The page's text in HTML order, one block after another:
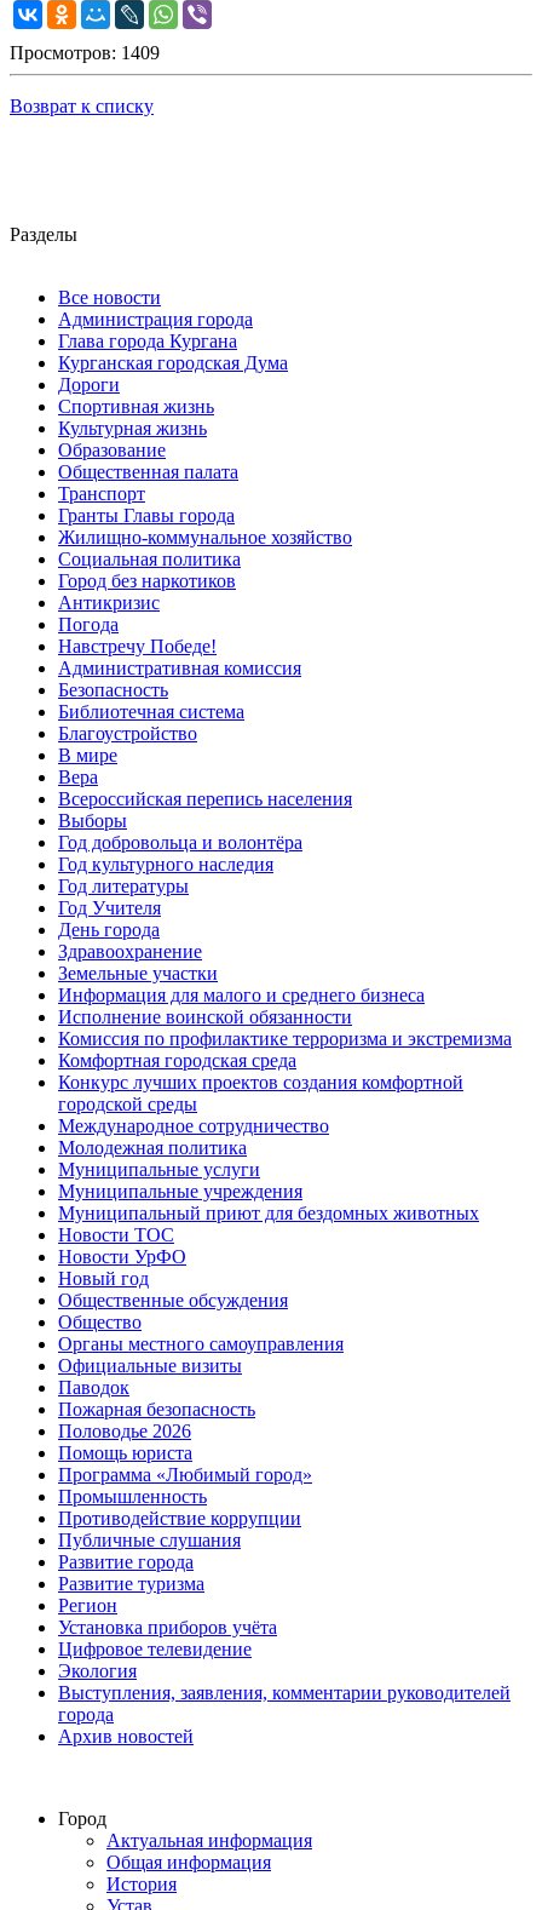
Просмотров: 1409
Возврат к списку
Разделы
Все новости
Администрация города
Глава города Кургана
Курганская городская Дума
Дороги
Спортивная жизнь
Культурная жизнь
Образование
Общественная палата
Транспорт
Гранты Главы города
Жилищно-коммунальное хозяйство
Социальная политика
Город без наркотиков
Антикризис
Погода
Навстречу Победе!
Административная комиссия
Безопасность
Библиотечная система
Благоустройство
В мире
Вера
Всероссийская перепись населения
Выборы
Год добровольца и волонтёра
Год культурного наследия
Год литературы
Год Учителя
День города
Здравоохранение
Земельные участки
Информация для малого и среднего бизнеса
Исполнение воинской обязанности
Комиссия по профилактике терроризма и экстремизма
Комфортная городская среда
Конкурс лучших проектов создания комфортной
городской среды
Международное сотрудничество
Молодежная политика
Муниципальные услуги
Муниципальные учреждения
Муниципальный приют для бездомных животных
Новости ТОС
Новости УрФО
Новый год
Общественные обсуждения
Общество
Органы местного самоуправления
Официальные визиты
Паводок
Пожарная безопасность
Половодье 2026
Помощь юриста
Программа «Любимый город»
Промышленность
Противодействие коррупции
Публичные слушания
Развитие города
Развитие туризма
Регион
Установка приборов учёта
Цифровое телевидение
Экология
Выступления, заявления, комментарии руководителей
города
Архив новостей
Город
Актуальная информация
Общая информация
История